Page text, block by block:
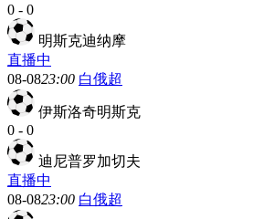
0 - 0
明斯克迪纳摩
直播中
08-0823:00 白俄超
伊斯洛奇明斯克
0 - 0
迪尼普罗加切夫
直播中
08-0823:00 白俄超